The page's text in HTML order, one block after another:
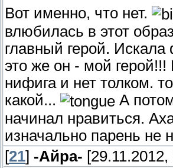
Вот именно, что нет.
влюбилась в этот
главный герой. Искала
это же он - мой
нифига и нет толком.
какой...
А
начинал нравиться.
изначально парень не
[21] -Айра- [29.11.2012,